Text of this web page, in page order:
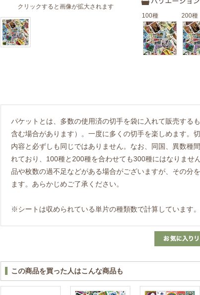
クリックすると画像が拡大されます
100種 200種
パケットとは、多数の使用済の切手を袋に入れて販売する
含む場合があります）。一度に多くの切手を楽しめます。
内容と必ずしも同じではありません。なお、同国、異数種
れており、100種と200種を合わせても300種にはなりませ
品や枚数の過不足などがある場合がございますが、その分
ます。あらかじめご了承ください。
※シートは収められている単片の種類数で計算しています。
この商品を買った人はこんな商品も